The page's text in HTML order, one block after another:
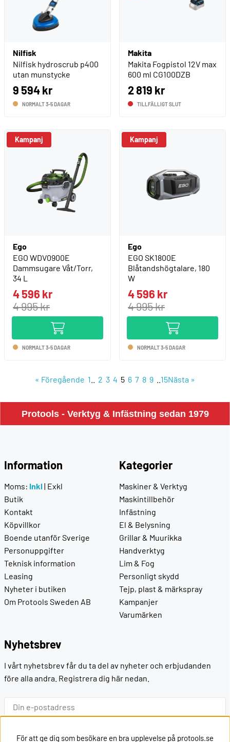
Nilfisk
Nilfisk hydroscrub p400
utan munstycke
9 594 kr
NORMALT 3-5 DAGAR
Makita
Makita Fogpistol 12V max
600 ml CG100DZB
2 819 kr
TILLFÄLLIGT SLUT
Kampanj
Ego
EGO WDV0900E
Dammsugare Våt/Torr,
34 L
4 596 kr
4 995 kr
NORMALT 3-5 DAGAR
Kampanj
Ego
EGO SK1800E
Blåtandshögtalare, 180
W
4 596 kr
4 995 kr
NORMALT 3-5 DAGAR
« Föregående 1 2 3 4 5 6 7 8 9 15Nästa »
Protools - Verktyg & Infästning sedan 1979
Information
Moms: Inkl | Exkl
Butik
Kontakt
Köpvillkor
Boende utanför Sverige
Personuppgifter
Teknisk information
Leasing
Nyheter i butiken
Om Protools Sweden AB
Kategorier
Maskiner & Verktyg
Maskintillbehör
Infästning
El & Belysning
Grillar & Muurikka
Handverktyg
Lim & Fog
Personligt skydd
Tejp, plast & märkspray
Kampanjer
Varumärken
Nyhetsbrev
I vårt nyhetsbrev får du ta del av nyheter och erbjudanden
före alla andra. Registrera dig här nedan.
Ok
För att ge dig som besökare en bra upplevelse på protools.se